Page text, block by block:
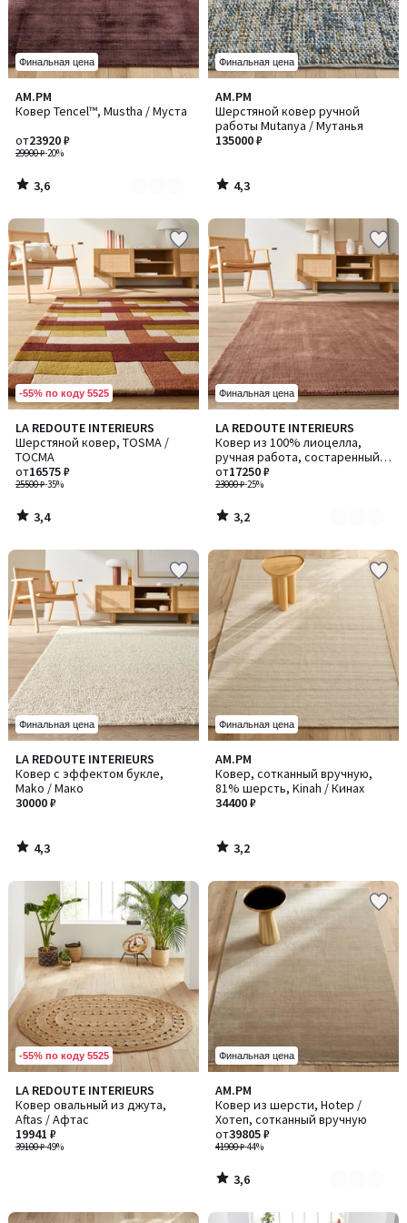
Финальная цена
AM.PM
Ковер Tencel™, Mustha / Муста
29900 ₽-20%
от23920 ₽
3,6
/ 5
Количество
цветов:
3,6
/
Финальная цена
AM.PM
Шерстяной ковер ручной
работы Mutanya / Мутанья
135000 ₽
4,3
/ 5
4,3
/
-55% по коду 5525
LA REDOUTE INTERIEURS
Шерстяной ковер, TOSMA /
ТОСМА
25500 ₽-35%
от16575 ₽
3,4
/ 5
3,4
/
Финальная цена
LA REDOUTE INTERIEURS
Ковер из 100% лиоцелла,
ручная работа, состаренный
вид, IZRI / ИЗРИ
23000 ₽-25%
от17250 ₽
3,2
/ 5
Количество
цветов:
3
3,2
/
Финальная цена
LA REDOUTE INTERIEURS
Ковер с эффектом букле,
Mako / Мако
30000 ₽
4,3
/ 5
4,3
/
Финальная цена
AM.PM
Ковер, сотканный вручную,
81% шерсть, Kinah / Кинах
34400 ₽
3,2
/ 5
3,2
/
-55% по коду 5525
LA REDOUTE INTERIEURS
Ковер овальный из джута,
Aftas / Афтас
39100 ₽-49%
19941 ₽
Финальная цена
AM.PM
Ковер из шерсти, Hotep /
Хотеп, сотканный вручную
41900 ₽-44%
от39805 ₽
3,6
/ 5
Количество
цветов:
5
3,6
/